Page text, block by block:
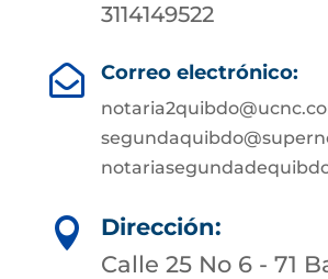
3114149522
 Correo electrónico:

Dirección:
Calle 25 No 6 - 71